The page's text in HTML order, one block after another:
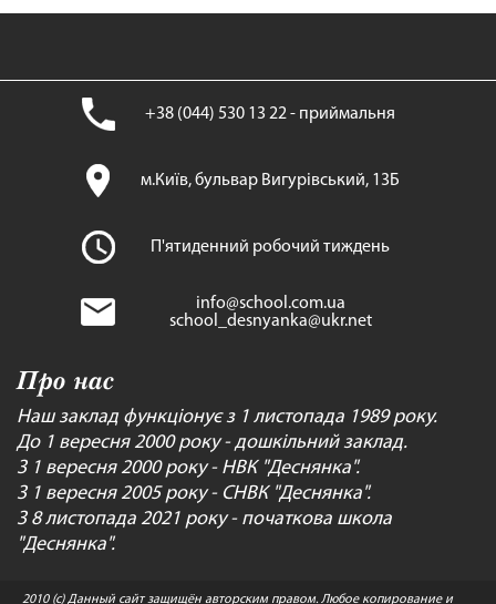
+38 (044) 530 13 22 - приймальня
м.Київ, бульвар Вигурівський, 13Б
П'ятиденний робочий тиждень
info@school.com.ua
school_desnyanka@ukr.net
Про нас
Наш заклад функціонує з 1 листопада 1989 року.
До 1 вересня 2000 року - дошкільний заклад.
З 1 вересня 2000 року - НВК "Деснянка".
З 1 вересня 2005 року - СНВК "Деснянка".
З 8 листопада 2021 року - початкова школа
"Деснянка".
2010 (c) Данный сайт защищён авторским правом. Любое копирование и